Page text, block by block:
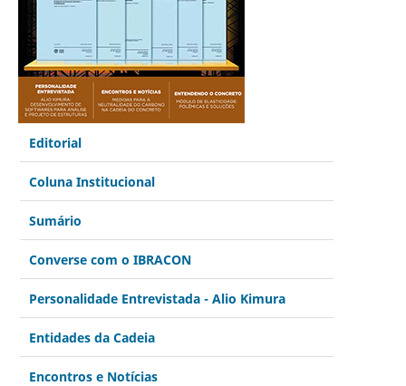
Editorial
Coluna Institucional
Sumário
Converse com o IBRACON
Personalidade Entrevistada - Alio Kimura
Entidades da Cadeia
Encontros e Notícias